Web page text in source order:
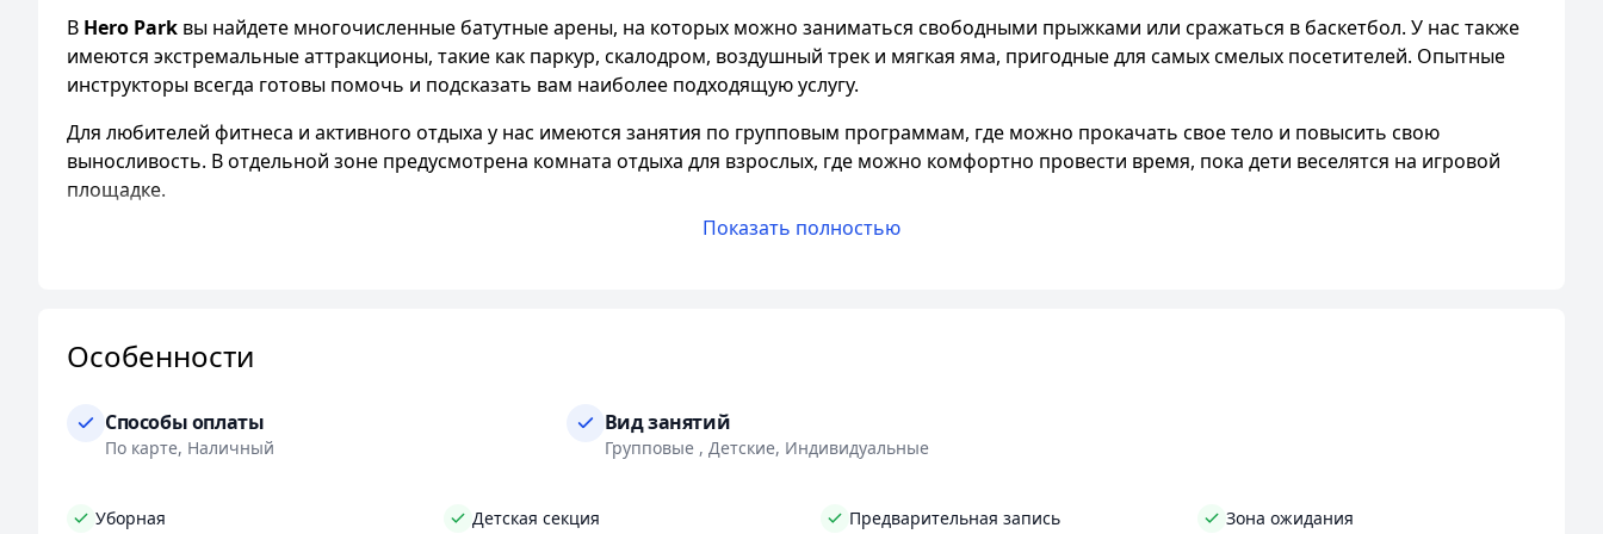
В Hero Park вы найдете многочисленные батутные арены, на которых можно заниматься свободными прыжками или сражаться в баскетбол. У нас также
имеются экстремальные аттракционы, такие как паркур, скалодром, воздушный трек и мягкая яма, пригодные для самых смелых посетителей. Опытные
инструкторы всегда готовы помочь и подсказать вам наиболее подходящую услугу.
Для любителей фитнеса и активного отдыха у нас имеются занятия по групповым программам, где можно прокачать свое тело и повысить свою
выносливость. В отдельной зоне предусмотрена комната отдыха для взрослых, где можно комфортно провести время, пока дети веселятся на игровой
площадке.
Мы гордимся тем, что можем предложить развлечения для гостей любого возраста. У нас есть горки, батуты и лабиринты, предназначенные для самых
напитками нашего собственного производства. Мы предоставляем комфортные условия отдыха: есть зона отдыха, где вы сможете расслабиться и
отдохнуть после активных игр.
Присоединяйтесь к нам и получите море позитивных эмоций!В
и незабываемо.
Показать полностью
Особенности
Способы оплаты
По карте, Наличный
Вид занятий
Групповые , Детские, Индивидуальные
Уборная Детская секция Предварительная запись Зона ожидания